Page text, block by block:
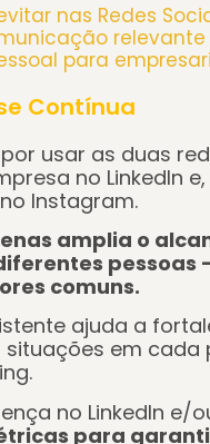
nas Redes
relevante
para
Contínua
usar as duas
no LinkedIn
Instagram.
amplia o
pessoas
comuns.
ajuda a
em
.
no LinkedIn e/
para